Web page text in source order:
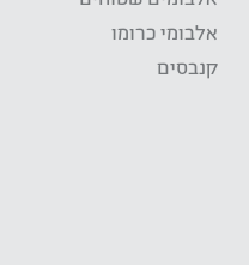
אלבומי כרומו
קנבסים